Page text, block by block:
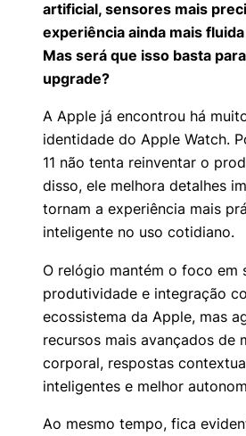
artificial, sensores mais
experiência ainda mais fluida
Mas será que isso basta
upgrade?
A Apple já encontrou há
identidade do Apple Watch.
11 não tenta reinventar o
disso, ele melhora detalhes
tornam a experiência mais
inteligente no uso cotidiano.
O relógio mantém o foco em
produtividade e integração
ecossistema da Apple, mas
recursos mais avançados de
corporal, respostas
inteligentes e melhor
Ao mesmo tempo, fica